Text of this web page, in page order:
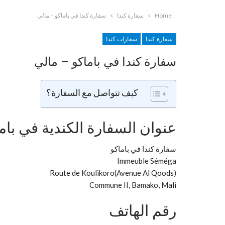
Home سفارة كندا سفارة كندا في باماكو – مالي
سفارة كندا سفارات كندا
سفارة كندا في باماكو – مالي
كيف تتواصل مع السفارة؟
عنوان السفارة الكندية في
سفارة كندا في باماكو
Immeuble Séméga
Route de Koulikoro(Avenue Al Qoods)
Commune II, Bamako, Mali
رقم الهاتف